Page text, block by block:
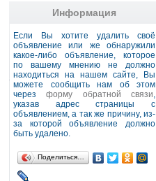
Информация
Если Вы хотите удалить своё
объявление или же обнаружили
какое-либо объявление, которое
по вашему мнению не должно
находиться на нашем сайте, Вы
можете сообщить нам об этом
черезформу обратной связи,
указав адрес страницы с
объявлением, а так же причину, из-
за которой объявление должно
быть удалено.
Поделиться…